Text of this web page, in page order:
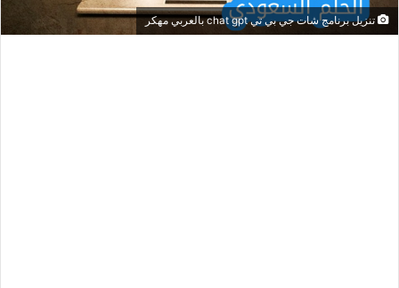
تنزيل برنامج شات جي بي تي chat gpt بالعربي مهكر